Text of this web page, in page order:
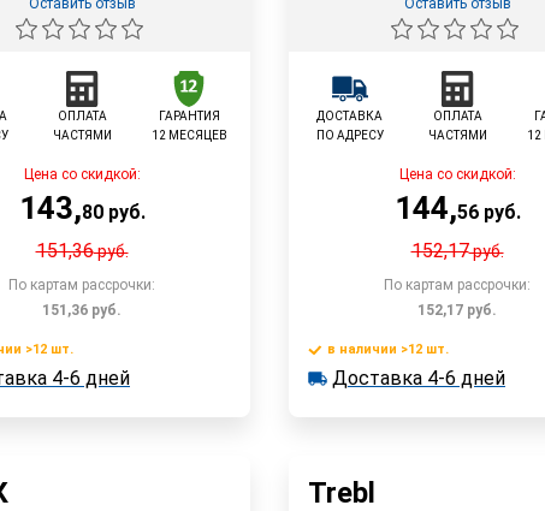
Оставить отзыв
ОПЛАТА
ЧАСТЯМИ
ГАРАНТИЯ
12 МЕСЯЦЕВ
Цена со скидкой:
143,80руб.
151,36руб.
По картам рассрочки:
151,36 руб.
В корзину
>12 шт.
>12 шт.
4-6 дней
Оставить отзыв
ДОСТАВКА
ПО АДРЕСУ
ОПЛАТА
ЧАСТЯМИ
Цена со скидкой:
144,56руб.
152,17руб.
По картам рассрочки:
152,17 руб.
В корзину
в наличии >12 шт.
в наличии >12 шт.
Доставка 4-6 дней
Trebl